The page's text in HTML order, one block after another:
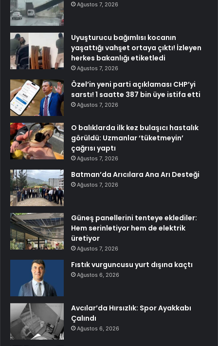
Ağustos 7, 2026
Uyuşturucu bağımlısı kocanın
yaşattığı vahşet ortaya çıktı! İzleyen
herkes bakanlığı etiketledi
Ağustos 7, 2026
Özel’in yeni parti açıklaması CHP’yi
sarstı! 1 saatte 387 bin üye istifa etti
Ağustos 7, 2026
O balıklarda ilk kez bulaşıcı hastalık
görüldü: Uzmanlar ‘tüketmeyin’
çağrısı yaptı
Ağustos 7, 2026
Batman’da Arıcılara Ana Arı Desteği
Ağustos 7, 2026
Güneş panellerini tenteye eklediler:
Hem serinletiyor hem de elektrik
üretiyor
Ağustos 7, 2026
Fıstık vurguncusu yurt dışına kaçtı
Ağustos 6, 2026
Avcılar’da Hırsızlık: Spor Ayakkabı
Çalındı
Ağustos 6, 2026